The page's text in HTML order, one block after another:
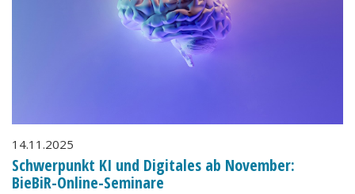
14.11.2025
Schwerpunkt KI und Digitales ab November:
BieBiR-Online-Seminare